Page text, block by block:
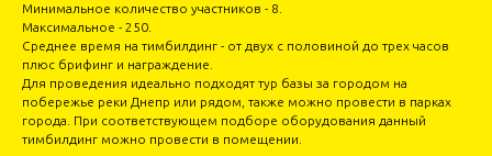
Минимальное количество участников - 8.
Максимальное - 250.
Среднее время на тимбилдинг - от двух с половиной до трех часов
плюс брифинг и награждение.
Для проведения идеально подходят тур базы за городом на
побережье реки Днепр или рядом, также можно провести в парках
города. При соответствующем подборе оборудования данный
тимбилдинг можно провести в помещении.